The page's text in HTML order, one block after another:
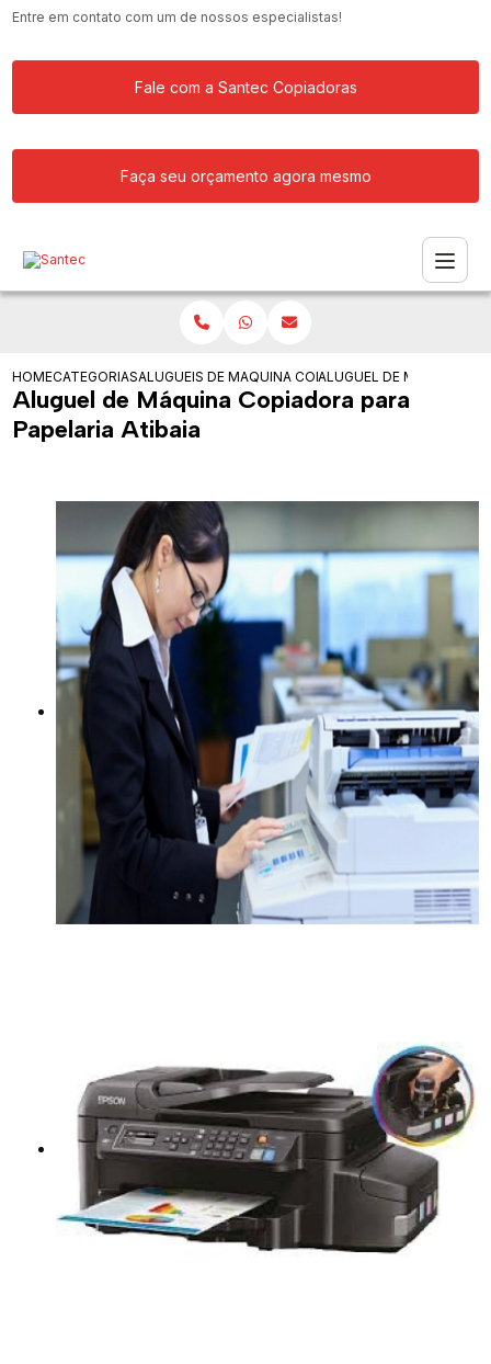
Entre em contato com um de nossos especialistas!
Fale com a Santec Copiadoras
Faça seu orçamento agora mesmo
HOMECATEGORIASALUGUEIS DE COPIADORASMAQUINA COPIADORA KYOCERA PARA
ALUGUEL DE MAQUINA
Aluguel de Máquina Copiadora para
Papelaria Atibaia